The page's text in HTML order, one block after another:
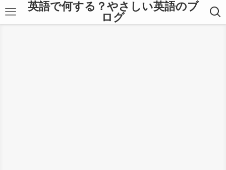
英語で何する？やさしい英語のブ
ログ